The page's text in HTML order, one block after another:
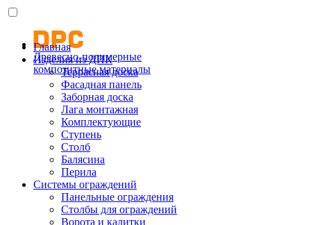
Древесно-полимерные
композитные материалы
Главная
Изделия из ДПК
Террасная доска
Фасадная панель
Заборная доска
Лага монтажная
Комплектующие
Ступень
Столб
Балясина
Перила
Системы ограждений
Панельные ограждения
Столбы для ограждений
Ворота и калитки